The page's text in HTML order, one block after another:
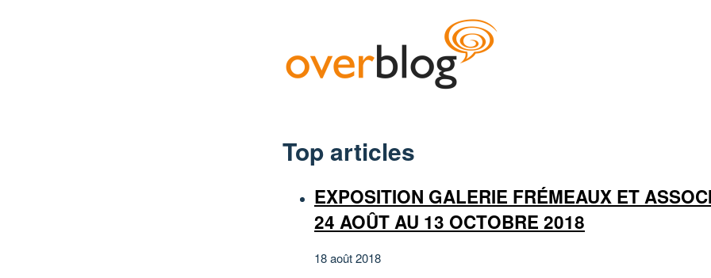
Top articles
EXPOSITION GALERIE FRÉMEAUX ET
24 AOÛT AU 13 OCTOBRE 2018
18 août 2018